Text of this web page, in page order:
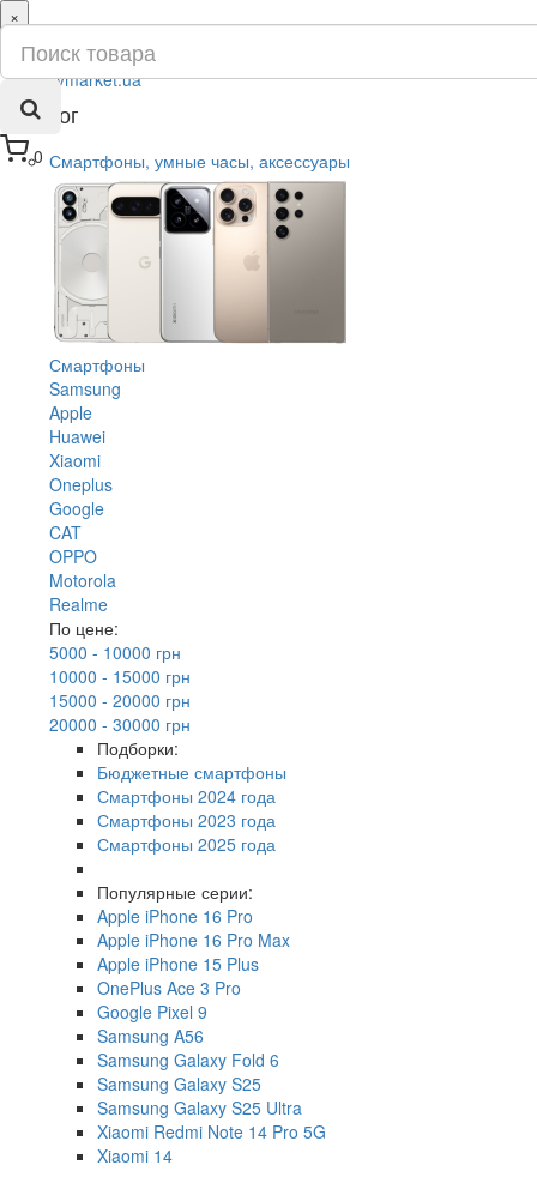
0
×
ru
ua
Каталог
Смартфоны, умные часы, аксессуары
Смартфоны
Samsung
Apple
Huawei
Xiaomi
Oneplus
Google
CAT
OPPO
Motorola
Realme
По цене:
5000 - 10000 грн
10000 - 15000 грн
15000 - 20000 грн
20000 - 30000 грн
Подборки:
Бюджетные смартфоны
Смартфоны 2024 года
Смартфоны 2023 года
Смартфоны 2025 года
Популярные серии:
Apple iPhone 16 Pro
Apple iPhone 16 Pro Max
Apple iPhone 15 Plus
OnePlus Ace 3 Pro
Google Pixel 9
Samsung A56
Samsung Galaxy Fold 6
Samsung Galaxy S25
Samsung Galaxy S25 Ultra
Xiaomi Redmi Note 14 Pro 5G
Xiaomi 14